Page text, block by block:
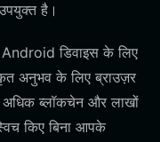
है।
डिवाइस के लिए
अनुभव के लिए ब्राउज़र
ब्लॉकचेन और लाखों
किए बिना आपके